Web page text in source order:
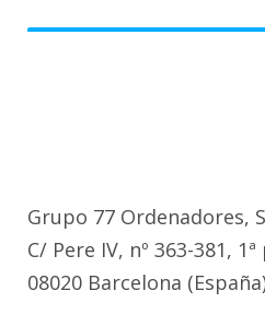
Grupo 77 Ordenadores,
C/ Pere IV, nº 363-381,
08020 Barcelona